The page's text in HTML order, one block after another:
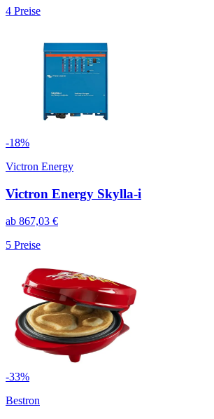
4 Preise
-18%
Victron Energy
Victron Energy Skylla-i
ab 867,03 €
5 Preise
-33%
Bestron